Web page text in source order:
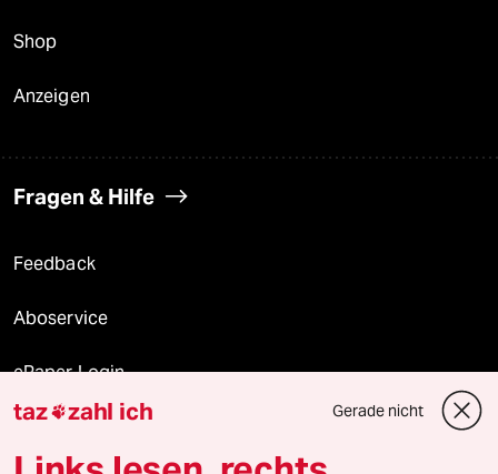
Shop
Anzeigen
Fragen & Hilfe
Feedback
Aboservice
ePaper Login
Downloads für Abonnierende
taz zahl ich Gerade nicht